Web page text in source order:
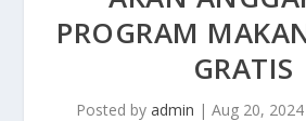
PROGRAM
GRATIS
Posted by admin | Aug 20, 2024